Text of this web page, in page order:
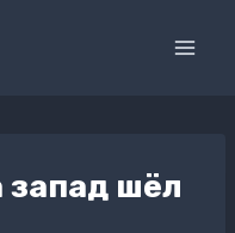
шёл